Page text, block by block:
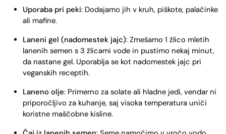
Uporaba pri peki: Dodajamo jih v kruh, piškote, palačinke
ali mafine.
Laneni gel (nadomestek jajc): Zmešamo 1 žlico mletih
lanenih semen s 3 žlicami vode in pustimo nekaj minut,
da nastane gel. Uporablja se kot nadomestek jajc pri
veganskih receptih.
Laneno olje: Primerno za solate ali hladne jedi, vendar ni
priporočljivo za kuhanje, saj visoka temperatura uniči
koristne maščobne kisline.